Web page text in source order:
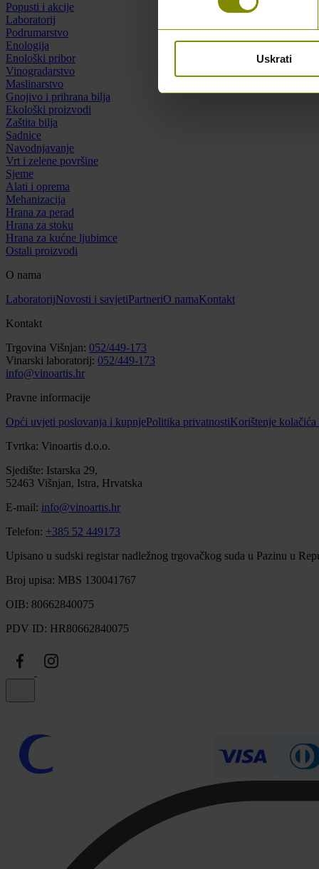
Uskrati
Popusti i akcije
Laboratorij
Podrumarstvo
Enologija
Enološki pribor
Vinogradarstvo
Maslinarstvo
Gnojivo i prihrana bilja
Ekološki proizvodi
Zaštita bilja
Sadnice
Navodnjavanje
Vrt i zelene površine
Sjeme
Alati i oprema
Mehanizacija
Hrana za perad
Hrana za stoku
Hrana za kućne ljubimce
Ostali proizvodi
O nama
LaboratorijNovosti i savjetiPartneriO namaKontakt
Kontakt
Trgovina Višnjan: 052/449-173
Vinarski laboratorij: 052/449-173
info@vinoartis.hr
Pravne informacije
Opći uvjeti poslovanja i kupnjePolitika privatnostiKorištenje kolačića
Tvrtka: Vinoartis d.o.o.
Sjedište: Istarska 29,
52463 Višnjan, Istra, Hrvatska
E-mail: info@vinoartis.hr
Telefon: +385 52 449173
Upisano u sudski registar nadležnog trgovačkog suda u Pazinu u
Broj upisa: MBS 130041767
OIB: 80662840075
PDV ID: HR80662840075